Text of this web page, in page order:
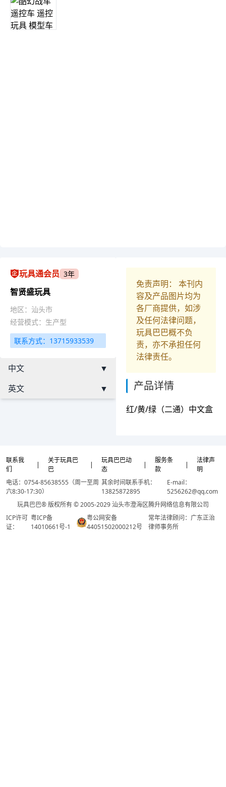
玩具通会员 3年
智贤盛玩具
地区：汕头市
经营模式：生产型
联系方式：13715933539
中文
▼
英文
▼
免责声明： 本刊内
容及产品图片均为
各厂商提供，如涉
及任何法律问题，
玩具巴巴概不负
责，亦不承担任何
法律责任。
产品详情
红/黄/绿（二通）中文盒
联系我
们
|
关于玩具巴
巴
|
玩具巴巴动
态
|
服务条
款
|
法律声
明
电话：0754-85638555（周一至周
六8:30-17:30）
其余时间联系手机：
13825872895
E-mail：
5256262@qq.com
玩具巴巴® 版权所有 © 2005-2029 汕头市澄海区腾升网络信息有限公司
ICP许可
证：
粤ICP备
14010661号-1
粤公网安备
44051502000212号
常年法律顾问：广东正治
律师事务所